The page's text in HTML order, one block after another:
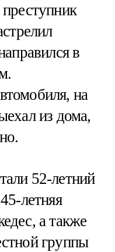
в
на
из дома,
52-летний
летняя
а также
группы